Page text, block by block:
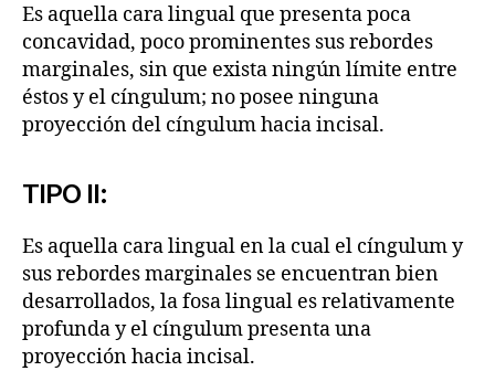
Es aquella cara lingual que presenta poca
concavidad, poco prominentes sus rebordes
marginales, sin que exista ningún límite entre
éstos y el cíngulum; no posee ninguna
proyección del cíngulum hacia incisal.
TIPO II:
Es aquella cara lingual en la cual el cíngulum y
sus rebordes marginales se encuentran bien
desarrollados, la fosa lingual es relativamente
profunda y el cíngulum presenta una
proyección hacia incisal.